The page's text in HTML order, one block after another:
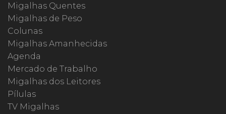
Migalhas Quentes
Migalhas de Peso
Colunas
Migalhas Amanhecidas
Agenda
Mercado de Trabalho
Migalhas dos Leitores
Pílulas
TV Migalhas